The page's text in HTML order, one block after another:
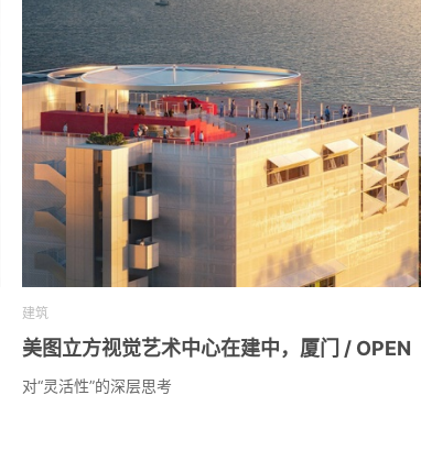
建筑
美图立方视觉艺术中心在建中，厦门 / OPEN
对“灵活性”的深层思考